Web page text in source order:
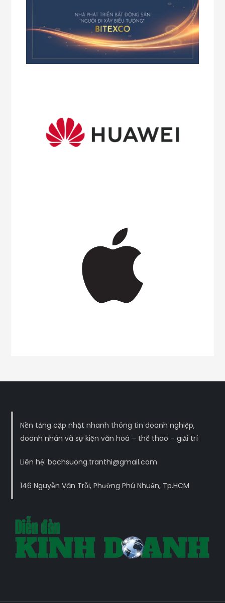
Nền tảng cập nhật nhanh thông tin doanh nghiệp,
doanh nhân và sự kiện văn hoá – thể thao – giải trí
Liên hệ: bachsuong.tranthi@gmail.com
146 Nguyễn Văn Trỗi, Phường Phú Nhuận, Tp.HCM